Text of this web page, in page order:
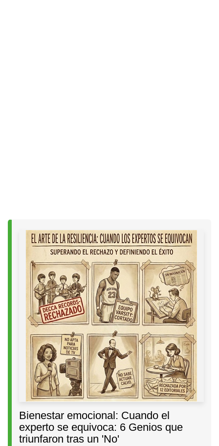
Bienestar emocional: Cuando el
experto se equivoca: 6 Genios que
triunfaron tras un 'No'